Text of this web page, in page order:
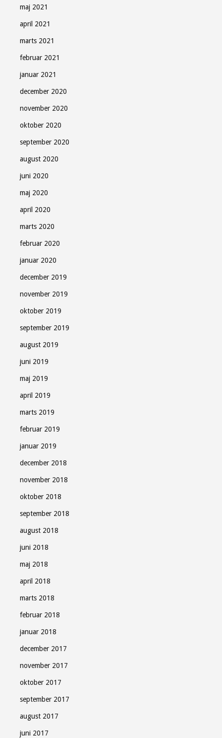
maj 2021
april 2021
marts 2021
februar 2021
januar 2021
december 2020
november 2020
oktober 2020
september 2020
august 2020
juni 2020
maj 2020
april 2020
marts 2020
februar 2020
januar 2020
december 2019
november 2019
oktober 2019
september 2019
august 2019
juni 2019
maj 2019
april 2019
marts 2019
februar 2019
januar 2019
december 2018
november 2018
oktober 2018
september 2018
august 2018
juni 2018
maj 2018
april 2018
marts 2018
februar 2018
januar 2018
december 2017
november 2017
oktober 2017
september 2017
august 2017
juni 2017